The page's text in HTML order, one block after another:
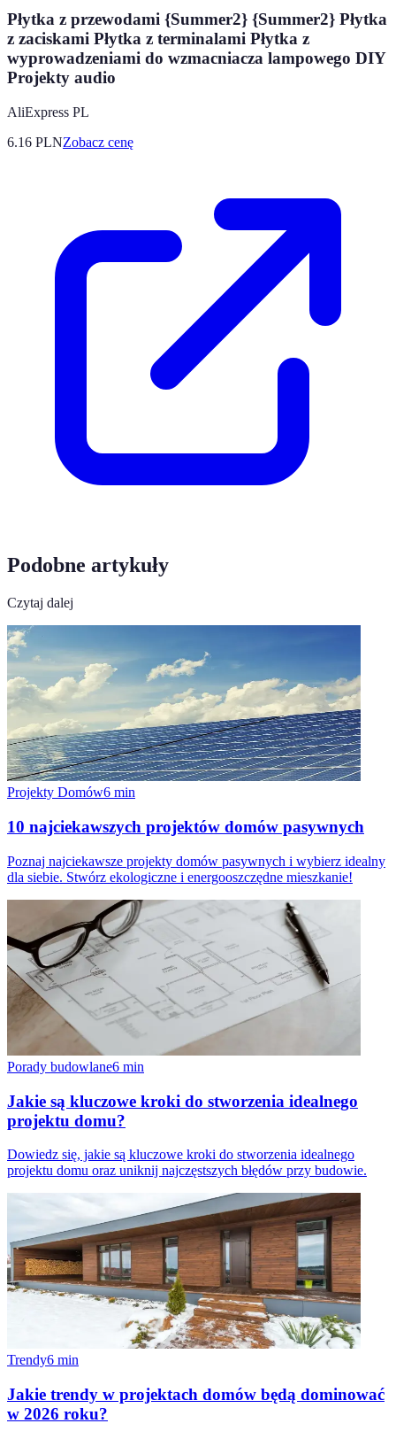
Płytka z przewodami {Summer2} {Summer2} Płytka
z zaciskami Płytka z terminalami Płytka z
wyprowadzeniami do wzmacniacza lampowego DIY
Projekty audio
AliExpress PL
6.16 PLNZobacz cenę
Podobne artykuły
Czytaj dalej
Projekty Domów6 min
10 najciekawszych projektów domów pasywnych
Poznaj najciekawsze projekty domów pasywnych i wybierz idealny
dla siebie. Stwórz ekologiczne i energooszczędne mieszkanie!
Porady budowlane6 min
Jakie są kluczowe kroki do stworzenia idealnego
projektu domu?
Dowiedz się, jakie są kluczowe kroki do stworzenia idealnego
projektu domu oraz uniknij najczęstszych błędów przy budowie.
Trendy6 min
Jakie trendy w projektach domów będą dominować
w 2026 roku?